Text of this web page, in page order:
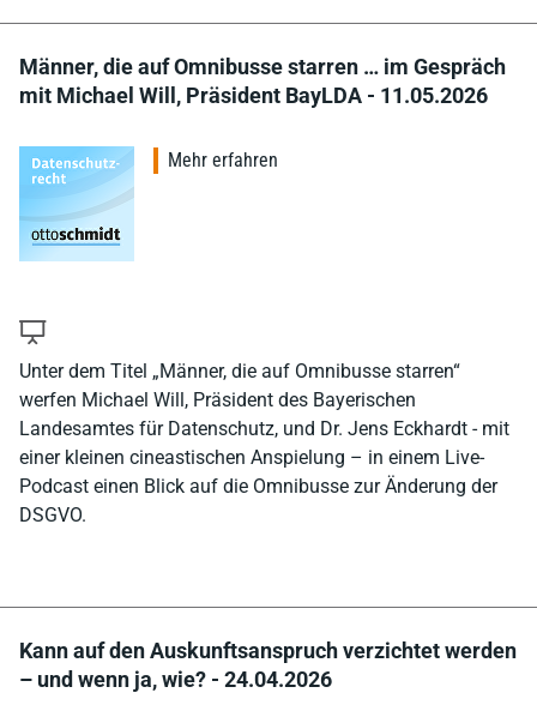
Männer, die auf Omnibusse starren … im Gespräch
mit Michael Will, Präsident BayLDA - 11.05.2026
Unter dem Titel „Männer, die auf Omnibusse starren“
werfen Michael Will, Präsident des Bayerischen
Landesamtes für Datenschutz, und Dr. Jens Eckhardt - mit
einer kleinen cineastischen Anspielung – in einem Live-
Podcast einen Blick auf die Omnibusse zur Änderung der
DSGVO.
Mehr erfahren
Kann auf den Auskunftsanspruch verzichtet werden
– und wenn ja, wie? - 24.04.2026